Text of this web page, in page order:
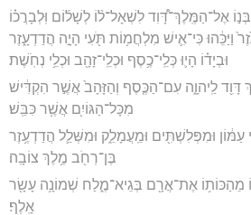
אֶל־הַמֶּֽלֶךְ־דָּ֠וִד לִשְׁאָל־ל֨וֹ לְשָׁל֜וֹם וּֽלְבָרֲכ֗וֹ
וַיַּכֵּ֔הוּ כִּי־אִ֛ישׁ מִלְחֲמ֥וֹת תֹּ֖עִי הָיָ֣ה הֲדַדְעָ֑זֶר
וּבְיָד֗וֹ הָי֛וּ כְּלֵֽי־כֶ֥סֶף וּכְלֵֽי־זָהָ֖ב וּכְלֵ֥י נְחֹֽשֶׁת׃
לַֽיהוָ֑ה עִם־הַכֶּ֤סֶף וְהַזָּהָב֙ אֲשֶׁ֣ר הִקְדִּ֔ישׁ
מִכָּל־הַגּוֹיִ֖ם אֲשֶׁ֥ר כִּבֵּֽשׁ׃
עַמּ֔וֹן וּמִפְּלִשְׁתִּ֖ים וּמֵֽעֲמָלֵ֑ק וּמִשְּׁלַ֛ל הֲדַדְעֶ֥זֶר
בֶּן־רְחֹ֖ב מֶ֥לֶךְ צוֹבָֽה׃
מֵהַכּוֹת֥וֹ אֶת־אֲרָ֖ם בְּגֵיא־מֶ֑לַח שְׁמוֹנָ֥ה עָשָׂ֖ר
אָֽלֶף׃